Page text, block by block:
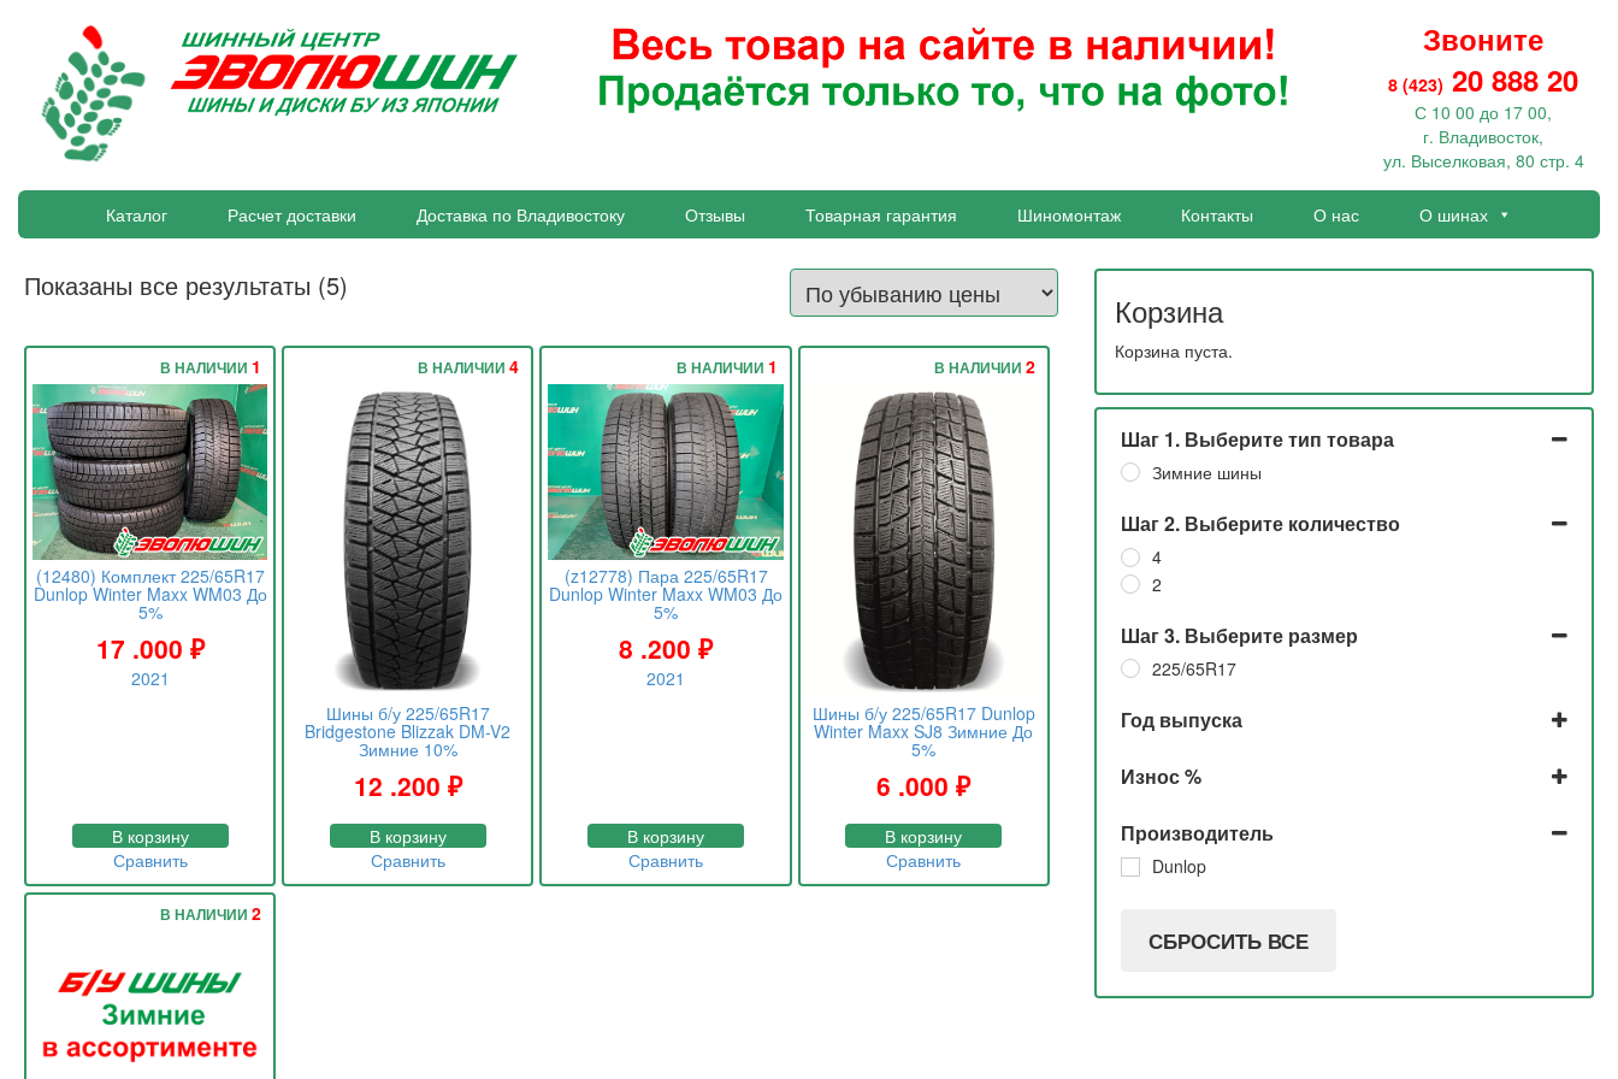
Звоните
8 (423) 20 888 20
С 10 00 до 17 00,
г. Владивосток,
ул. Выселковая, 80 стр. 4
Каталог Расчет доставки Доставка по Владивостоку Отзывы Товарная гарантия Шиномонтаж Контакты О нас О шинах
Показаны все результаты (5)
(12480) Комплект 225/65R17
Dunlop Winter Maxx WM03 До
5%
17 .000 ₽
2021
В НАЛИЧИИ 1
В корзину
Сравнить
Шины б/у 225/65R17
Bridgestone Blizzak DM-V2
Зимние 10%
12 .200 ₽
В НАЛИЧИИ4
В корзину
Сравнить
(z12778) Пара 225/65R17
Dunlop Winter Maxx WM03 До
5%
8 .200₽
2021
В НАЛИЧИИ 1
В корзину
Сравнить
Шины б/у 225/65R17 Dunlop
Winter Maxx SJ8 Зимние До
5%
6 .000₽
В НАЛИЧИИ 2
В корзину
Сравнить
В НАЛИЧИИ2
Корзина
Корзина пуста.
Шаг 1. Выберите тип товара
Зимние шины
Шаг 2. Выберите количество
4
2
Шаг 3. Выберите размер
225/65R17
Год выпуска
Износ %
30%
10%
Производитель
Dunlop
СБРОСИТЬ ВСЕ